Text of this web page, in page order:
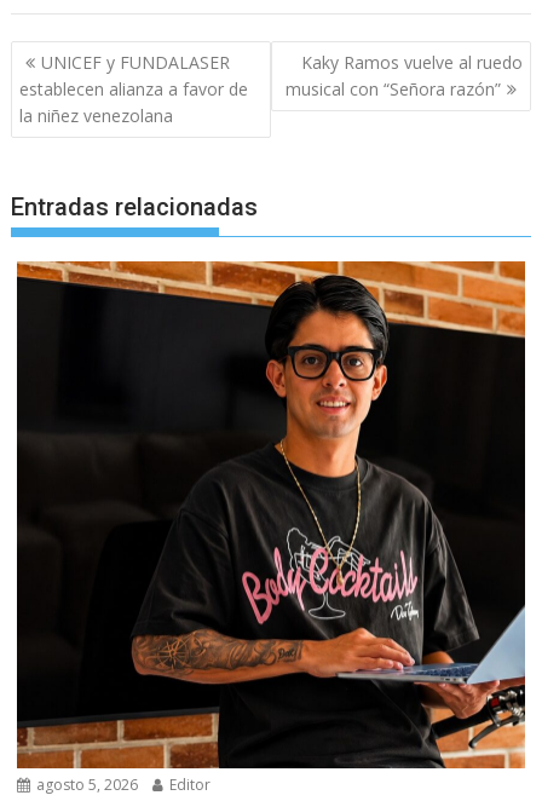
Navegación
de
entradas
UNICEF y FUNDALASER
establecen alianza a favor de
la niñez venezolana
Kaky Ramos vuelve al ruedo
musical con “Señora razón”
Entradas relacionadas
agosto 5, 2026 Editor